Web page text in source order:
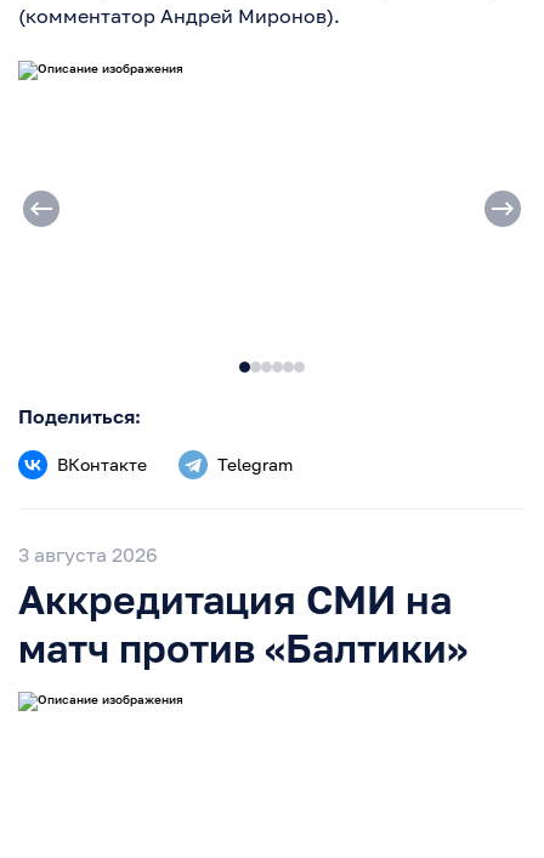
(комментатор Андрей Миронов).
Поделиться:
ВКонтакте Telegram
3 августа 2026
Аккредитация СМИ на
матч против «Балтики»